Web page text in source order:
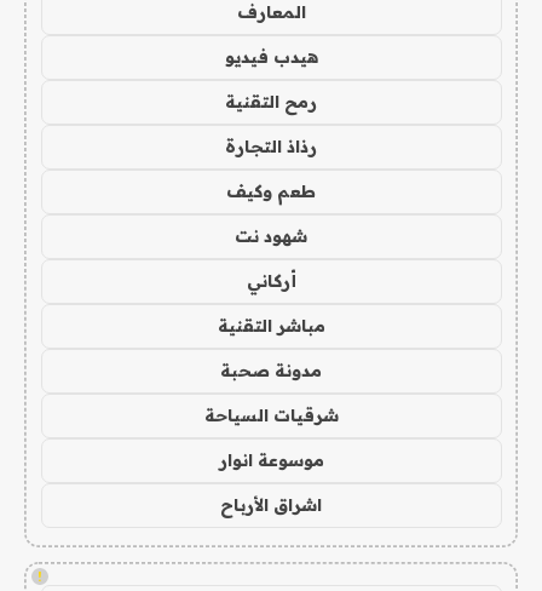
المعارف
هيدب فيديو
رمح التقنية
رذاذ التجارة
طعم وكيف
شهود نت
أركاني
مباشر التقنية
مدونة صحبة
شرقيات السياحة
موسوعة انوار
اشراق الأرباح
!